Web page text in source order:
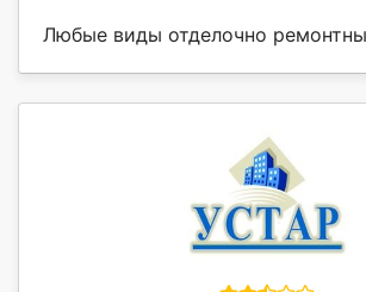
Любые виды отделочно